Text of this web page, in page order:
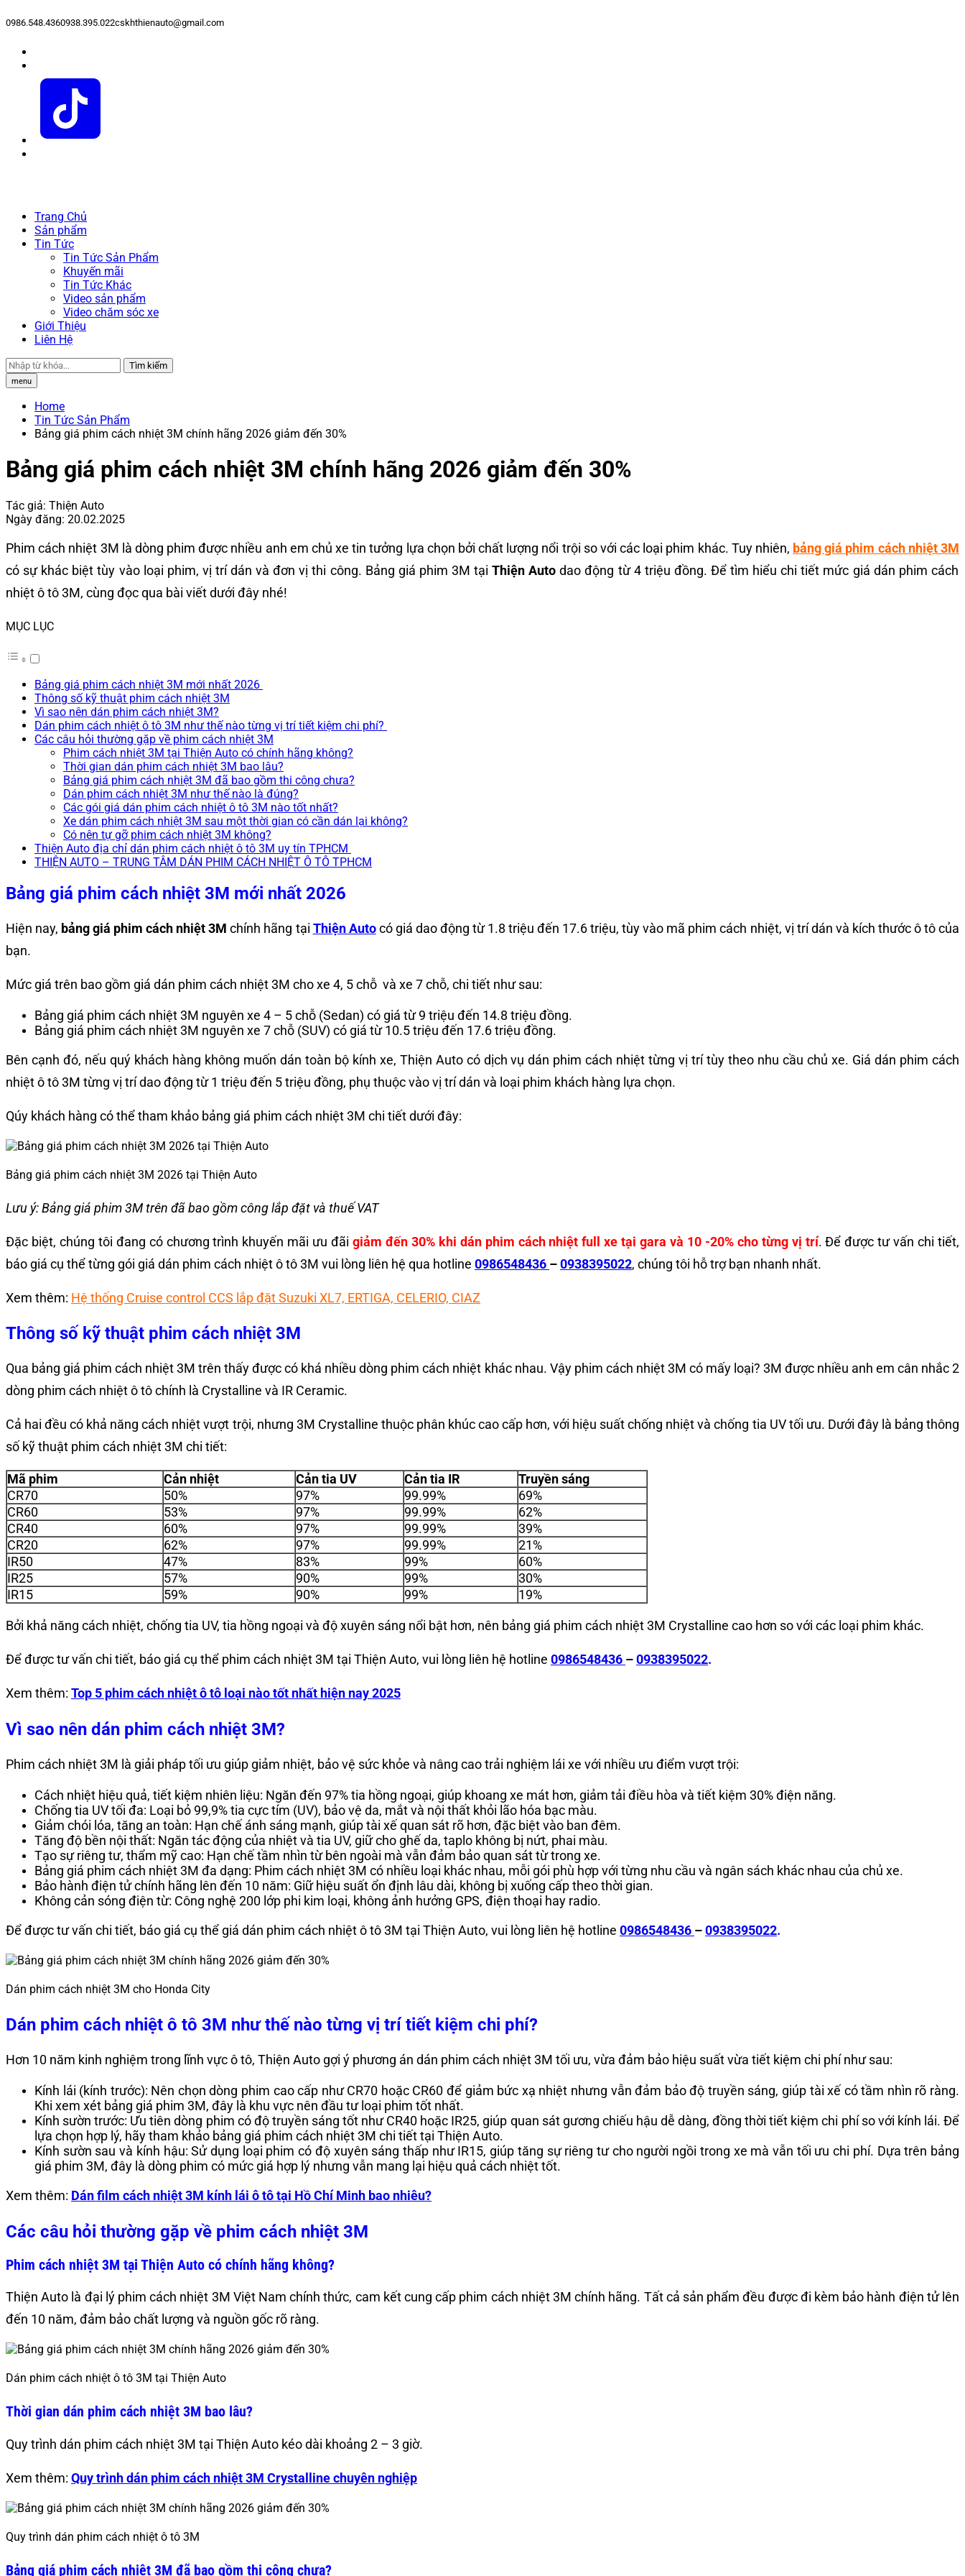
0986.548.4360938.395.022cskhthienauto@gmail.com
Trang Chủ
Sản phẩm
Tin Tức
Tin Tức Sản Phẩm
Khuyến mãi
Tin Tức Khác
Video sản phẩm
Video chăm sóc xe
Giới Thiệu
Liên Hệ
Tìm kiếm
menu
Home
Tin Tức Sản Phẩm
Bảng giá phim cách nhiệt 3M chính hãng 2026 giảm đến 30%
Bảng giá phim cách nhiệt 3M chính hãng 2026 giảm đến 30%
Tác giả: Thiện Auto
Ngày đăng: 20.02.2025
Phim cách nhiệt 3M là dòng phim được nhiều anh em chủ xe tin tưởng lựa chọn bởi chất lượng nổi trội so với các loại phim khác. Tuy nhiên, bảng giá phim cách nhiệt 3M
có sự khác biệt tùy vào loại phim, vị trí dán và đơn vị thi công. Bảng giá phim 3M tạiThiện Auto dao động từ 4 triệu đồng. Để tìm hiểu chi tiết mức giá dán phim cách
nhiệt ô tô 3M, cùng đọc qua bài viết dưới đây nhé!
MỤC LỤC
Bảng giá phim cách nhiệt 3M mới nhất 2026
Thông số kỹ thuật phim cách nhiệt 3M
Vì sao nên dán phim cách nhiệt 3M?
Dán phim cách nhiệt ô tô 3M như thế nào từng vị trí tiết kiệm chi phí?
Các câu hỏi thường gặp về phim cách nhiệt 3M
Phim cách nhiệt 3M tại Thiện Auto có chính hãng không?
Thời gian dán phim cách nhiệt 3M bao lâu?
Bảng giá phim cách nhiệt 3M đã bao gồm thi công chưa?
Dán phim cách nhiệt 3M như thế nào là đúng?
Các gói giá dán phim cách nhiệt ô tô 3M nào tốt nhất?
Xe dán phim cách nhiệt 3M sau một thời gian có cần dán lại không?
Có nên tự gỡ phim cách nhiệt 3M không?
Thiện Auto địa chỉ dán phim cách nhiệt ô tô 3M uy tín TPHCM
THIỆN AUTO – TRUNG TÂM DÁN PHIM CÁCH NHIỆT Ô TÔ TPHCM
Bảng giá phim cách nhiệt 3M mới nhất 2026
Hiện nay, bảng giá phim cách nhiệt 3M chính hãng tại Thiện Autocó giá dao động từ 1.8 triệu đến 17.6 triệu, tùy vào mã phim cách nhiệt, vị trí dán và kích thước ô tô của
bạn.
Mức giá trên bao gồm giá dán phim cách nhiệt 3M cho xe 4, 5 chỗ và xe 7 chỗ, chi tiết như sau:
Bảng giá phim cách nhiệt 3M nguyên xe 4 – 5 chỗ (Sedan) có giá từ 9 triệu đến 14.8 triệu đồng.
Bảng giá phim cách nhiệt 3M nguyên xe 7 chỗ (SUV) có giá từ 10.5 triệu đến 17.6 triệu đồng.
Bên cạnh đó, nếu quý khách hàng không muốn dán toàn bộ kính xe, Thiện Auto có dịch vụ dán phim cách nhiệt từng vị trí tùy theo nhu cầu chủ xe. Giá dán phim cách
nhiệt ô tô 3M từng vị trí dao động từ 1 triệu đến 5 triệu đồng, phụ thuộc vào vị trí dán và loại phim khách hàng lựa chọn.
Qúy khách hàng có thể tham khảo bảng giá phim cách nhiệt 3M chi tiết dưới đây:
Bảng giá phim cách nhiệt 3M 2026 tại Thiện Auto
Lưu ý: Bảng giá phim 3M trên đã bao gồm công lắp đặt và thuế VAT
Đặc biệt, chúng tôi đang có chương trình khuyến mãi ưu đãi giảm đến 30% khi dán phim cách nhiệt full xe tại gara và 10 -20% cho từng vị trí. Để được tư vấn chi tiết,
báo giá cụ thể từng gói giá dán phim cách nhiệt ô tô 3M vui lòng liên hệ qua hotline 0986548436 –0938395022, chúng tôi hỗ trợ bạn nhanh nhất.
Xem thêm: Hệ thống Cruise control CCS lắp đặt Suzuki XL7, ERTIGA, CELERIO, CIAZ
Thông số kỹ thuật phim cách nhiệt 3M
Qua bảng giá phim cách nhiệt 3M trên thấy được có khá nhiều dòng phim cách nhiệt khác nhau. Vậy phim cách nhiệt 3M có mấy loại? 3M được nhiều anh em cân nhắc 2
dòng phim cách nhiệt ô tô chính là Crystalline và IR Ceramic.
Cả hai đều có khả năng cách nhiệt vượt trội, nhưng 3M Crystalline thuộc phân khúc cao cấp hơn, với hiệu suất chống nhiệt và chống tia UV tối ưu. Dưới đây là bảng thông
số kỹ thuật phim cách nhiệt 3M chi tiết:
Mã phim Cản nhiệt Cản tia UV Cản tia IR
Truyền sáng
CR70
50% 97% 99.99%
69%
CR60
53% 97% 99.99%
62%
CR40
60% 97% 99.99%
39%
CR20
62% 97% 99.99%
21%
IR50
47% 83% 99%
60%
IR25
57% 90% 99%
30%
IR15
59% 90% 99% 19%
Bởi khả năng cách nhiệt, chống tia UV, tia hồng ngoại và độ xuyên sáng nổi bật hơn, nên bảng giá phim cách nhiệt 3M Crystalline cao hơn so với các loại phim khác.
Để được tư vấn chi tiết, báo giá cụ thể phim cách nhiệt 3M tại Thiện Auto, vui lòng liên hệ hotline 0986548436 –0938395022.
Xem thêm: Top 5 phim cách nhiệt ô tô loại nào tốt nhất hiện nay 2025
Vì sao nên dán phim cách nhiệt 3M?
Phim cách nhiệt 3M là giải pháp tối ưu giúp giảm nhiệt, bảo vệ sức khỏe và nâng cao trải nghiệm lái xe với nhiều ưu điểm vượt trội:
Cách nhiệt hiệu quả, tiết kiệm nhiên liệu: Ngăn đến 97% tia hồng ngoại, giúp khoang xe mát hơn, giảm tải điều hòa và tiết kiệm 30% điện năng.
Chống tia UV tối đa: Loại bỏ 99,9% tia cực tím (UV), bảo vệ da, mắt và nội thất khỏi lão hóa bạc màu.
Giảm chói lóa, tăng an toàn: Hạn chế ánh sáng mạnh, giúp tài xế quan sát rõ hơn, đặc biệt vào ban đêm.
Tăng độ bền nội thất: Ngăn tác động của nhiệt và tia UV, giữ cho ghế da, taplo không bị nứt, phai màu.
Tạo sự riêng tư, thẩm mỹ cao: Hạn chế tầm nhìn từ bên ngoài mà vẫn đảm bảo quan sát từ trong xe.
Bảng giá phim cách nhiệt 3M đa dạng: Phim cách nhiệt 3M có nhiều loại khác nhau, mỗi gói phù hợp với từng nhu cầu và ngân sách khác nhau của chủ xe.
Bảo hành điện tử chính hãng lên đến 10 năm: Giữ hiệu suất ổn định lâu dài, không bị xuống cấp theo thời gian.
Không cản sóng điện từ: Công nghệ 200 lớp phi kim loại, không ảnh hưởng GPS, điện thoại hay radio.
Để được tư vấn chi tiết, báo giá cụ thể giá dán phim cách nhiệt ô tô 3M tại Thiện Auto, vui lòng liên hệ hotline 0986548436 –0938395022.
Dán phim cách nhiệt 3M cho Honda City
Dán phim cách nhiệt ô tô 3M như thế nào từng vị trí tiết kiệm chi phí?
Hơn 10 năm kinh nghiệm trong lĩnh vực ô tô, Thiện Auto gợi ý phương án dán phim cách nhiệt 3M tối ưu, vừa đảm bảo hiệu suất vừa tiết kiệm chi phí như sau:
Kính lái (kính trước): Nên chọn dòng phim cao cấp như CR70 hoặc CR60 để giảm bức xạ nhiệt nhưng vẫn đảm bảo độ truyền sáng, giúp tài xế có tầm nhìn rõ ràng.
Khi xem xét bảng giá phim 3M, đây là khu vực nên đầu tư loại phim tốt nhất.
Kính sườn trước: Ưu tiên dòng phim có độ truyền sáng tốt như CR40 hoặc IR25, giúp quan sát gương chiếu hậu dễ dàng, đồng thời tiết kiệm chi phí so với kính lái. Để
lựa chọn hợp lý, hãy tham khảo bảng giá phim cách nhiệt 3M chi tiết tại Thiện Auto.
Kính sườn sau và kính hậu: Sử dụng loại phim có độ xuyên sáng thấp như IR15, giúp tăng sự riêng tư cho người ngồi trong xe mà vẫn tối ưu chi phí. Dựa trên bảng
giá phim 3M, đây là dòng phim có mức giá hợp lý nhưng vẫn mang lại hiệu quả cách nhiệt tốt.
Xem thêm: Dán film cách nhiệt 3M kính lái ô tô tại Hồ Chí Minh bao nhiêu?
Các câu hỏi thường gặp về phim cách nhiệt 3M
Phim cách nhiệt 3M tại Thiện Auto có chính hãng không?
Thiện Auto là đại lý phim cách nhiệt 3M Việt Nam chính thức, cam kết cung cấp phim cách nhiệt 3M chính hãng. Tất cả sản phẩm đều được đi kèm bảo hành điện tử lên
đến 10 năm, đảm bảo chất lượng và nguồn gốc rõ ràng.
Dán phim cách nhiệt ô tô 3M tại Thiện Auto
Thời gian dán phim cách nhiệt 3M bao lâu?
Quy trình dán phim cách nhiệt 3M tại Thiện Auto kéo dài khoảng 2 – 3 giờ.
Xem thêm: Quy trình dán phim cách nhiệt 3M Crystalline chuyên nghiệp
Quy trình dán phim cách nhiệt ô tô 3M
Bảng giá phim cách nhiệt 3M đã bao gồm thi công chưa?